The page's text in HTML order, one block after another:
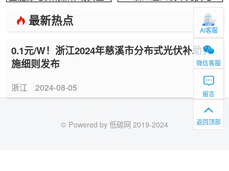
补实施方案意见稿！
最新热点
0.1元/W！浙江2024年慈溪市分布式光伏补助实
施细则发布
浙江 2024-08-05
AI客服
微信客服
留言
返回顶部
© Powered by 低碳网 2019-2024